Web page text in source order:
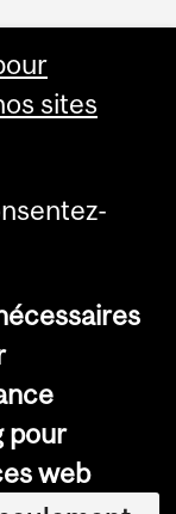
sites
pour
web